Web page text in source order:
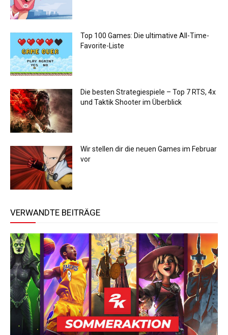
Top 100 Games: Die ultimative All-Time-
Favorite-Liste
Die besten Strategiespiele – Top 7 RTS, 4x
und Taktik Shooter im Überblick
Wir stellen dir die neuen Games im Februar
vor
VERWANDTE BEITRÄGE